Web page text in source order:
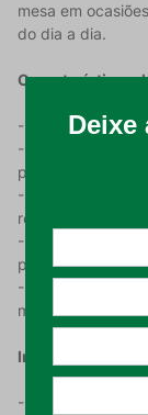
mesa em
do dia a dia.
Características
- Produzido com
- Possui
perfeito para a
- Tecido com
refinamento ao
- Os desenhos
peça;
- A Toalha de
metro e 60
Instrução De Uso:
- Higienizar